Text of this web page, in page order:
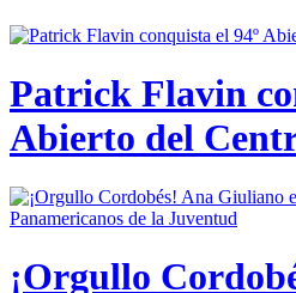
Patrick Flavin
Abierto del
¡Orgullo